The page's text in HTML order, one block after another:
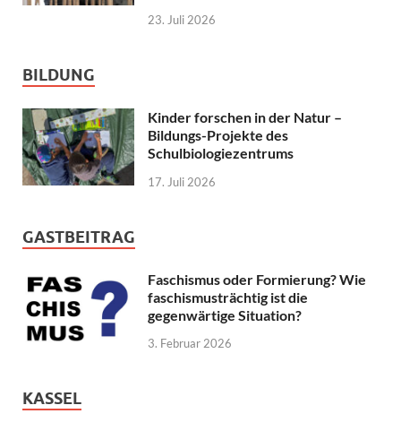
23. Juli 2026
BILDUNG
Kinder forschen in der Natur –
Bildungs-Projekte des
Schulbiologiezentrums
17. Juli 2026
GASTBEITRAG
Faschismus oder Formierung? Wie
faschismusträchtig ist die
gegenwärtige Situation?
3. Februar 2026
KASSEL